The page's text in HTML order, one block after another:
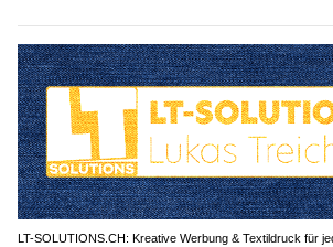
LT-SOLUTIONS.CH: Kreative Werbung & Textildruck für